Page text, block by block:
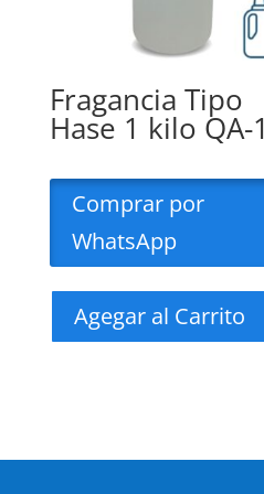
Fragancia Tipo
Hase 1 kilo QA-
Comprar por
WhatsApp
Agegar al Carrito